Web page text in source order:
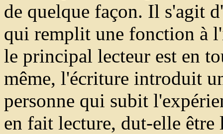
de quelque façon. Il s'agit
qui remplit une fonction à
le principal lecteur est en
même, l'écriture introduit
personne qui subit
en fait lecture, dut-elle être